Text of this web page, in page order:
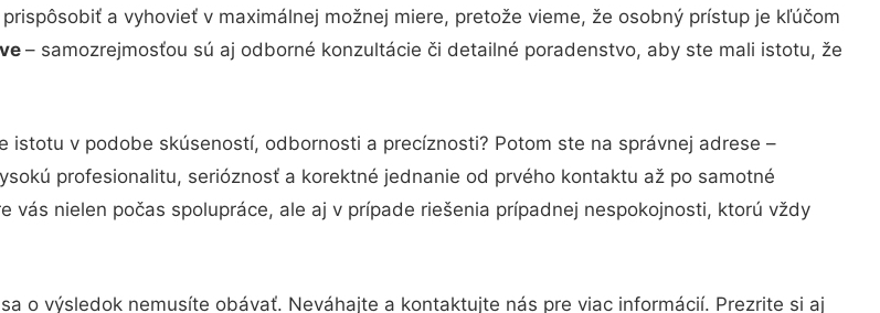
a vyhovieť v maximálnej možnej miere, pretože vieme, že osobný prístup je kľúčom
– samozrejmosťou sú aj odborné konzultácie či detailné poradenstvo, aby ste mali istotu, že
istotu v podobe skúseností, odbornosti a precíznosti? Potom ste na správnej adrese –
profesionalitu, serióznosť a korektné jednanie od prvého kontaktu až po samotné
vás nielen počas spolupráce, ale aj v prípade riešenia prípadnej nespokojnosti, ktorú vždy
o výsledok nemusíte obávať. Neváhajte a kontaktujte nás pre viac informácií. Prezrite si aj